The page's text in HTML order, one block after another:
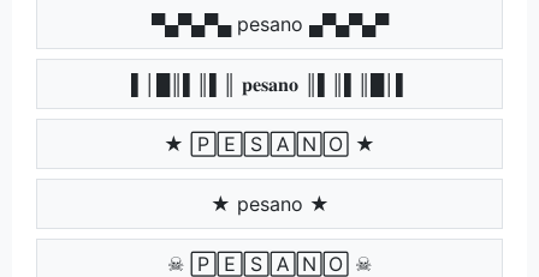
▀▄▀▄▀▄ pesano ▄▀▄▀▄▀
▌│█║▌║▌║ 𝐩𝐞𝐬𝐚𝐧𝐨 ║▌║▌║█│▌
★ 🄿🄴🅂🄰🄽🄾 ★
★ pesano ★
☠ 🄿🄴🅂🄰🄽🄾 ☠